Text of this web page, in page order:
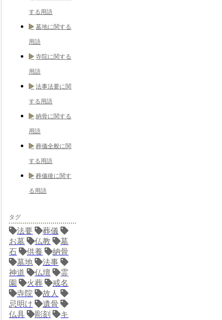
する用語
墓地に関する
用語
寺院に関する
用語
法事法要に関
する用語
納骨に関する
用語
葬儀全般に関
する用語
葬儀後に関す
る用語
タグ
法要
葬儀
お墓
仏教
墓
石
供養
納骨
墓地
法事
神道
仏壇
霊
園
火葬
戒名
寺院
故人
忌明け
遺骨
仏具
彫刻
キ